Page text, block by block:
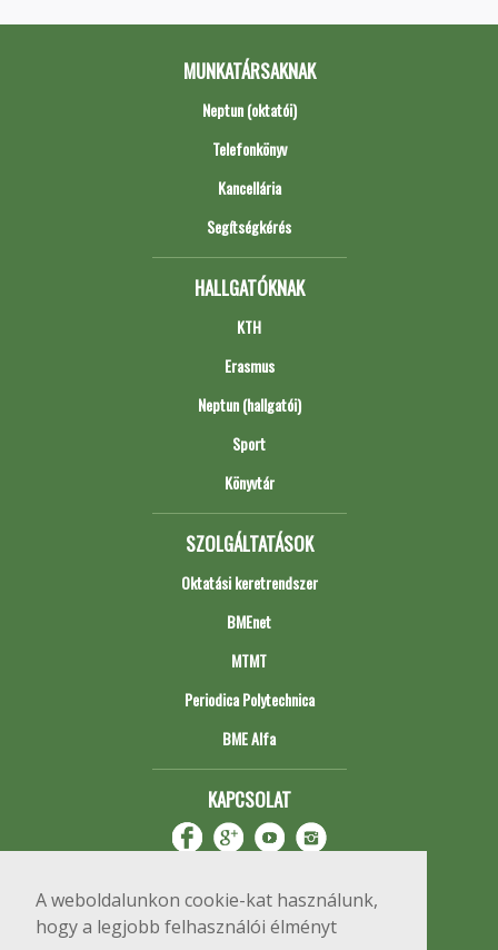
A weboldalunkon cookie-kat használunk,
hogy a legjobb felhasználói élményt
MUNKATÁRSAKNAK
Neptun (oktatói)
Telefonkönyv
Kancellária
Segítségkérés
HALLGATÓKNAK
KTH
Erasmus
Neptun (hallgatói)
Sport
Könyvtár
SZOLGÁLTATÁSOK
Oktatási keretrendszer
BMEnet
MTMT
Periodica Polytechnica
BME Alfa
KAPCSOLAT